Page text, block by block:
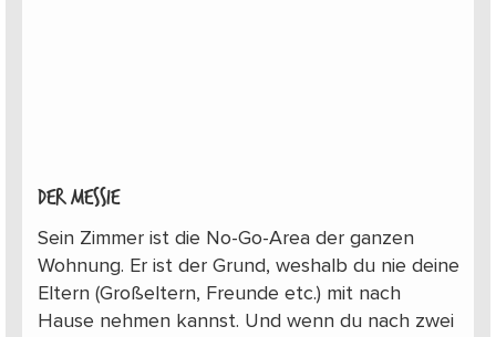
Der Messie
Sein Zimmer ist die No-Go-Area der ganzen
Wohnung. Er ist der Grund, weshalb du nie deine
Eltern (Großeltern, Freunde etc.) mit nach
Hause nehmen kannst. Und wenn du nach zwei